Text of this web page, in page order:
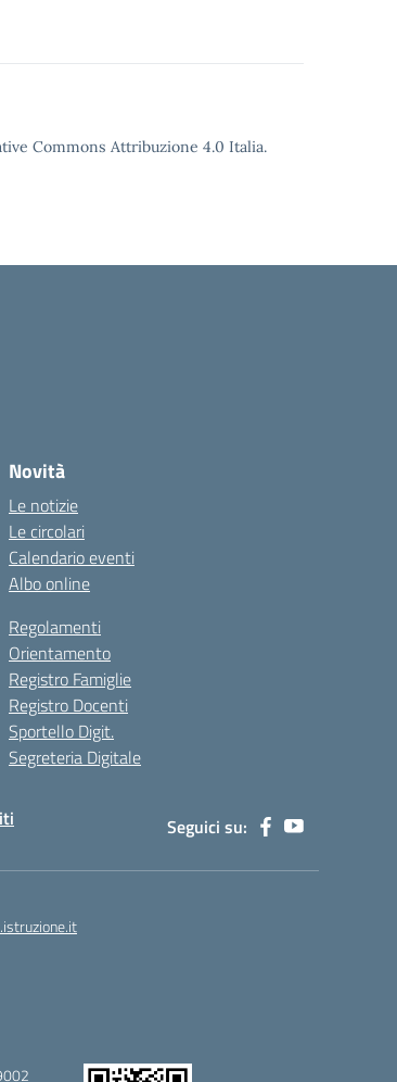
Commons Attribuzione 4.0 Italia.
Novità
Le notizie
Le circolari
Calendario eventi
Albo online
Regolamenti
Orientamento
Registro Famiglie
Registro Docenti
Sportello Digit.
Segreteria Digitale
Seguici su: